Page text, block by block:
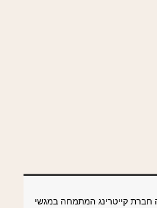
חברת קייטרינג המתמחה במגשי